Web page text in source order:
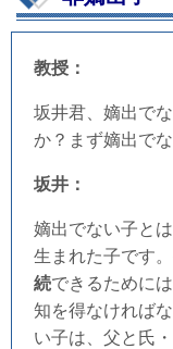
教授：
坂井君、嫡出で
か？まず嫡出で
坂井：
嫡出でない子と
生まれた子です
続できるために
知を得なければ
い子は、父と氏